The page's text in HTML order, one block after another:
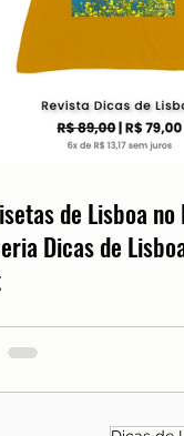
de Lisboa
Dicas de